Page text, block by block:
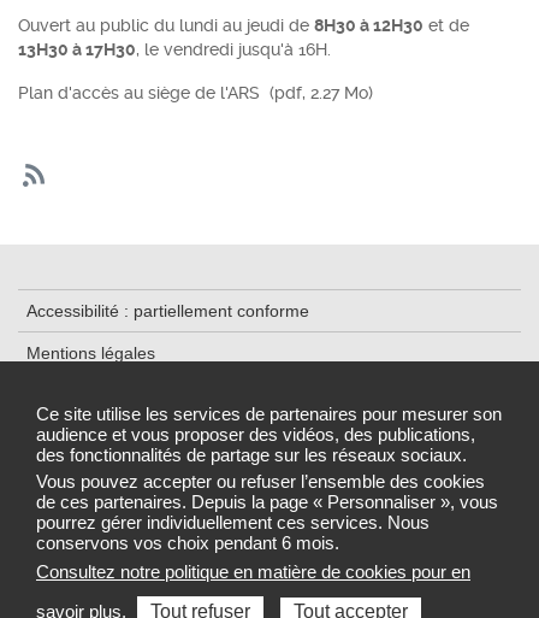
Ce site utilise les services de partenaires pour mesurer son
audience et vous proposer des vidéos, des publications,
des fonctionnalités de partage sur les réseaux sociaux.
Vous pouvez accepter ou refuser l’ensemble des cookies
de ces partenaires. Depuis la page « Personnaliser », vous
pourrez gérer individuellement ces services. Nous
conservons vos choix pendant 6 mois.
Consultez notre politique en matière de cookies pour en
savoir plus.
Tout refuser Tout accepter
Ouvert au public du lundi au jeudi de 8H30 à 12H30 et de
13H30 à 17H30, le vendredi jusqu'à 16H.
Plan d'accès au siège de l'ARS (pdf, 2.27 Mo)
Accessibilité : partiellement conforme
Mentions légales
Plan du Site
Gestion des cookies
Sélectionnez une région pour accéder au site de votre Agence